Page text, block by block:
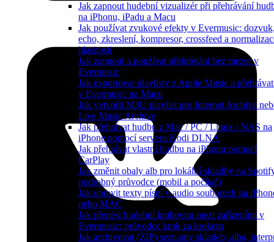
Jak zapnout hudební vizualizér při přehrávání
na iPhonu, iPadu a Macu
Jak používat zvukové efekty v Evermusic:
echo, zkreslení, kompresor, crossfeed a
hlasitosti
Jak zapnout a používat přehrávání bez mezer v
Evermusic
Jak exportovat playlisty z Apple Music a
v Evermusic na Macu
Jak vytvořit M3U playlist pro Internet Archive
Live Music Archive
Jak přehrávat hudbu z Mac / PC / Linux / NAS na
iPhone pomocí serveru Kodi DLNA
Jak přehrávat vlastní hudbu na iPhonu pomocí
CarPlay
Jak změnit obaly alb pro lokální skladby na
podrobný průvodce (mobil a počítač)
Jak upravit texty písní v audio souborech na
nebo MAC
Jak přenést hudební knihovnu mezi zařízeními v
Evermusic: průvodce krok za krokem
Jak archivovat (ZIP) seznamy skladeb, alba,